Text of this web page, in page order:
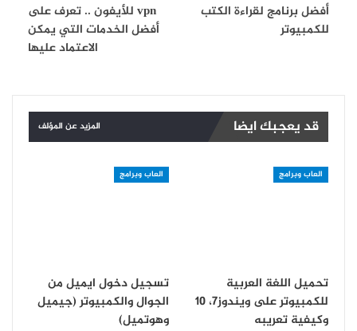
أفضل برنامج لقراءة الكتب
للكمبيوتر
vpn للأيفون .. تعرف على
أفضل الخدمات التي يمكن
الاعتماد عليها
قد يعجبك ايضا المزيد عن المؤلف
العاب وبرامج
تحميل اللغة العربية
للكمبيوتر على ويندوز7، 10
وكيفية تعريبه
العاب وبرامج
تسجيل دخول ايميل من
الجوال والكمبيوتر (جيميل
وهوتميل)